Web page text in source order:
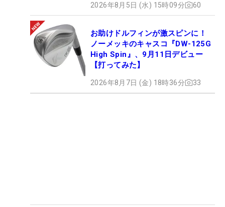
2026年8月5日 (水) 15時09分 60
お助けドルフィンが激スピンに！
ノーメッキのキャスコ『DW-125G
High Spin』、9月11日デビュー
【打ってみた】
2026年8月7日 (金) 18時36分 33